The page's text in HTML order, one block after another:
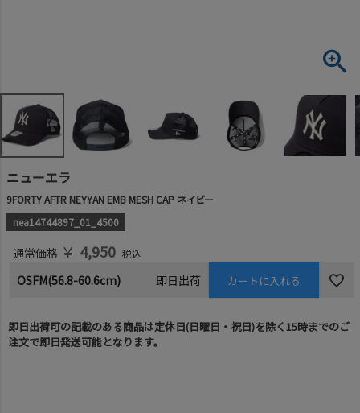
ニューエラ
9FORTY AFTR NEYYAN EMB MESH CAP ネイビー
nea14744897_01_4500
通常価格 ￥ 4,950 税込
OSFM(56.8-60.6cm) 即日出荷 カートに入れる
即日出荷可の記載のある商品は定休日(日曜日・祝日)を除く15時までのご
注文で即日発送可能となります。